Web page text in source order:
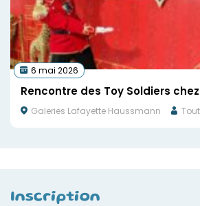
6 mai 2026
Rencontre des Toy Soldiers
Galeries Lafayette Haussmann
Inscription